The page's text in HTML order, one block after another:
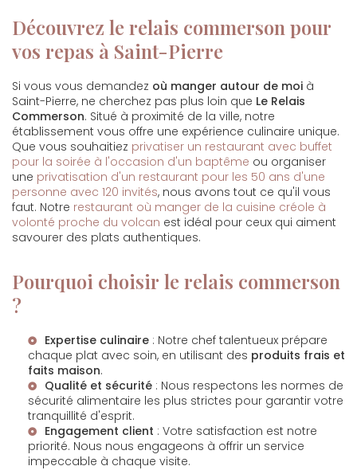
Découvrez le relais commerson pour
vos repas à Saint-Pierre
Si vous vous demandez où manger autour de moi à
Saint-Pierre, ne cherchez pas plus loin que Le Relais
Commerson. Situé à proximité de la ville, notre
établissement vous offre une expérience culinaire unique.
Que vous souhaitiez privatiser un restaurant avec buffet
pour la soirée à l'occasion d'un baptême ou organiser
une privatisation d'un restaurant pour les 50 ans d'une
personne avec 120 invités, nous avons tout ce qu'il vous
faut. Notre restaurant où manger de la cuisine créole à
volonté proche du volcan est idéal pour ceux qui aiment
savourer des plats authentiques.
Pourquoi choisir le relais commerson
?
Expertise culinaire : Notre chef talentueux prépare
chaque plat avec soin, en utilisant des produits frais et
faits maison.
Qualité et sécurité : Nous respectons les normes de
sécurité alimentaire les plus strictes pour garantir votre
tranquillité d'esprit.
Engagement client : Votre satisfaction est notre
priorité. Nous nous engageons à offrir un service
impeccable à chaque visite.